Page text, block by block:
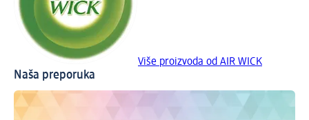
Više proizvoda od AIR WICK
Naša preporuka